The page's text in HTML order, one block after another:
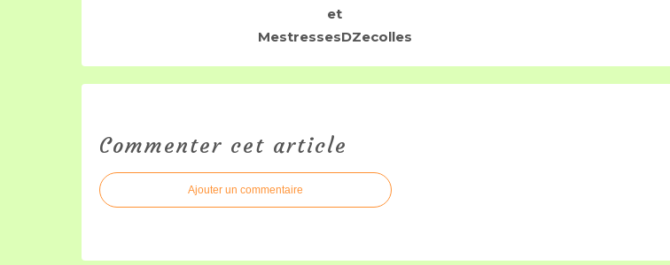
et
MestressesDZecolles
Commenter cet article
Ajouter un commentaire